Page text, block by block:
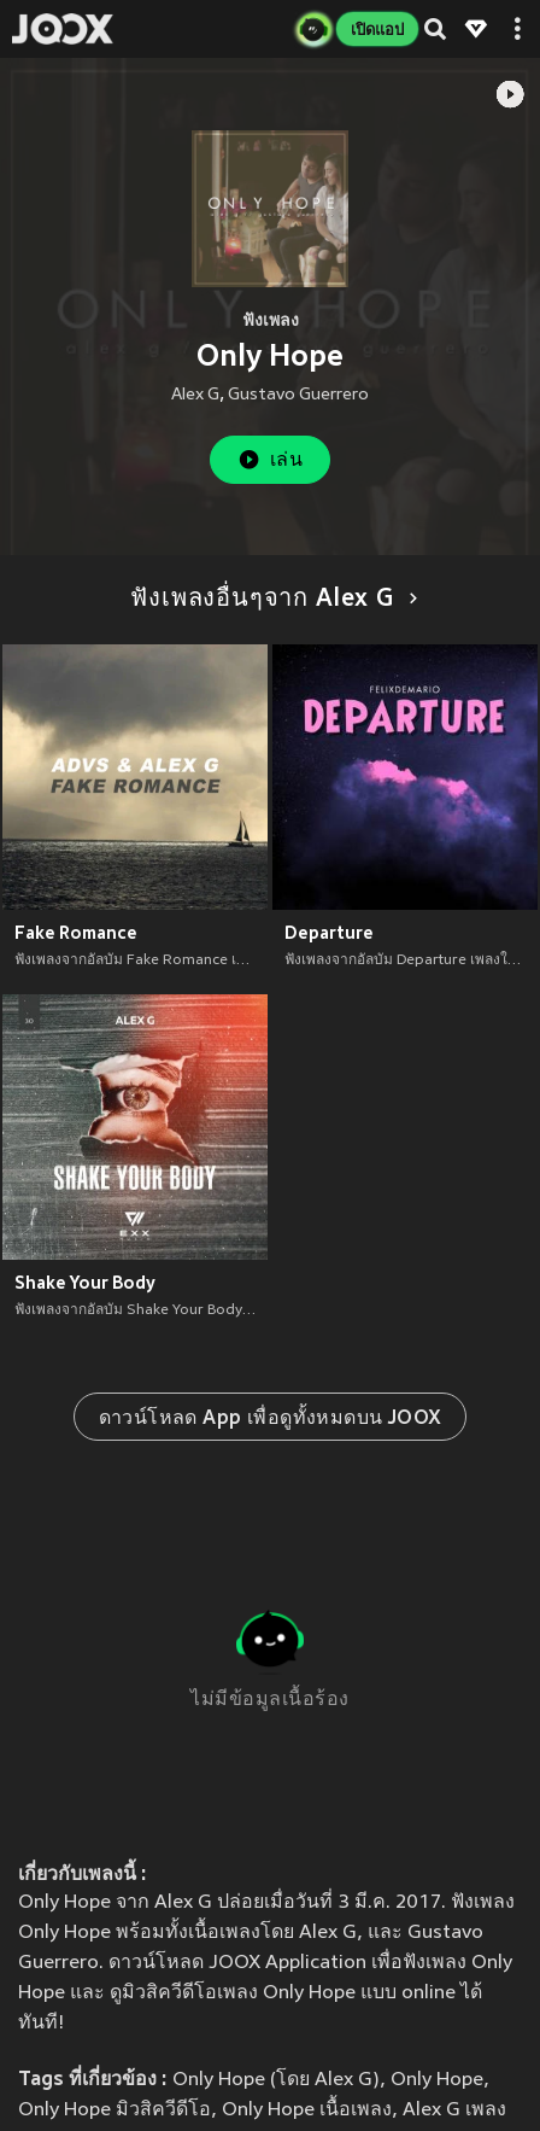
เปิดแอป
ฟังเพลง
Only Hope
Alex G, Gustavo Guerrero
เล่น
ฟังเพลงอื่นๆจาก Alex G
Fake Romance
ฟังเพลงจากอัลบัม Fake Romance เพลงใหม่จาก อัพเดทเพลงใหม่ล่าสุดก่อนใคร ตลอดปี 2021
Departure
ฟังเพลงจากอัลบัม Departure เพลงใหม่จาก อัพเดทเพลงใหม่ล่าสุดก่อนใคร ตลอดปี 2021
Shake Your Body
ฟังเพลงจากอัลบัม Shake Your Body เพลงใหม่จาก อัพเดทเพลงใหม่ล่าสุดก่อนใคร ตลอดปี 2021
ดาวน์โหลด App เพื่อดูทั้งหมดบน JOOX
ไม่มีข้อมูลเนื้อร้อง
เกี่ยวกับเพลงนี้ :
Only Hope จาก Alex G ปล่อยเมื่อวันที่ 3 มี.ค. 2017. ฟังเพลง
Only Hope พร้อมทั้งเนื้อเพลงโดย Alex G, และ Gustavo
Guerrero. ดาวน์โหลด JOOX Application เพื่อฟังเพลง Only
Hope และ ดูมิวสิควีดีโอเพลง Only Hope แบบ online ได้
ทันที!
Tags ที่เกี่ยวข้อง : Only Hope (โดย Alex G), Only Hope,
Only Hope มิวสิควีดีโอ, Only Hope เนื้อเพลง, Alex G เพลง